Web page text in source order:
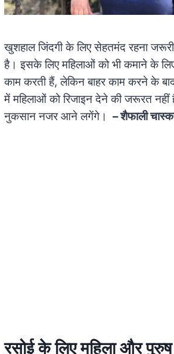
खुशहाल जिंदगी के लिए सेहतमंद रहना
है। इसके लिए महिलाओं को भी कमाने के लिए
काम करती हैं, लेकिन बाहर काम करने के
में महिलाओं को रिजाइन देने की जरूरत नहीं
नुकसान नजर आने लगेंगे। – शैफाली
रसोई के लिए महिला और पुरुष